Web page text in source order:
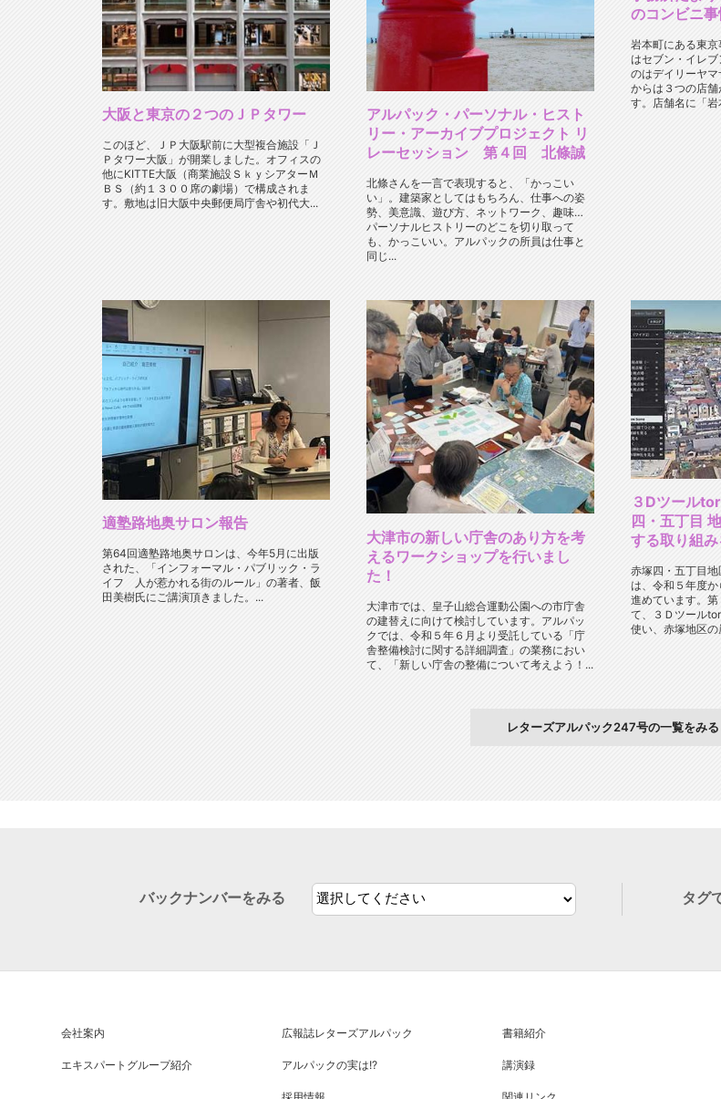
大阪と東京の２つのＪＰタワー
このほど、ＪＰ大阪駅前に大型複合施設「Ｊ
Ｐタワー大阪」が開業しました。オフィスの
他にKITTE大阪（商業施設ＳｋｙシアターＭ
ＢＳ（約１３００席の劇場）で構成されま
す。敷地は旧大阪中央郵便局庁舎や初代大...
アルパック・パーソナル・ヒスト
リー・アーカイブプロジェクト リ
レーセッション 第４回 北條誠
北條さんを一言で表現すると、「かっこい
い」。建築家としてはもちろん、仕事への姿
勢、美意識、遊び方、ネットワーク、趣味…
パーソナルヒストリーのどこを切り取って
も、かっこいい。アルパックの所員は仕事と
同じ...
のコンビニ事
岩本町にある東
はセブン・イレ
のはデイリーヤ
からは３つの店
す。店舗名に「
適塾路地奥サロン報告
第64回適塾路地奥サロンは、今年5月に出版
された、「インフォーマル・パブリック・ラ
イフ 人が惹かれる街のルール」の著者、飯
田美樹氏にご講演頂きました。...
大津市の新しい庁舎のあり方を考
えるワークショップを行いまし
た！
大津市では、皇子山総合運動公園への市庁舎
の建替えに向けて検討しています。アルパッ
クでは、令和５年６月より受託している「庁
舎整備検討に関する詳細調査」の業務におい
て、「新しい庁舎の整備について考えよう！...
３Dツール
四・五丁目
する取り組
赤塚四・五丁目
は、令和５年度
進めています。
て、３Ｄツール
使い、赤塚地区
レターズアルパック247号の一覧をみる
バックナンバーをみる タグ
会社案内
エキスパートグループ紹介
広報誌レターズアルパック
アルパックの実は!?
書籍紹介
講演録